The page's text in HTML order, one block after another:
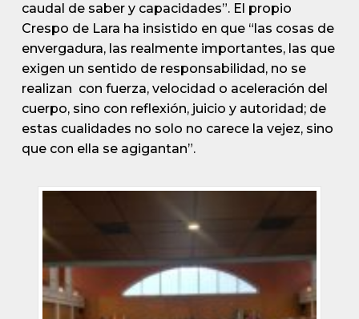
caudal de saber y capacidades”. El propio
Crespo de Lara ha insistido en que “las cosas de
envergadura, las realmente importantes, las que
exigen un sentido de responsabilidad, no se
realizan con fuerza, velocidad o aceleración del
cuerpo, sino con reflexión, juicio y autoridad; de
estas cualidades no solo no carece la vejez, sino
que con ella se agigantan”.